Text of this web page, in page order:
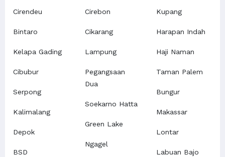
Cirendeu
Bintaro
Kelapa Gading
Cibubur
Serpong
Kalimalang
Depok
BSD
Cirebon
Cikarang
Lampung
Pegangsaan
Dua
Soekarno Hatta
Green Lake
Ngagel
Kupang
Harapan Indah
Haji Naman
Taman Palem
Bungur
Makassar
Lontar
Labuan Bajo